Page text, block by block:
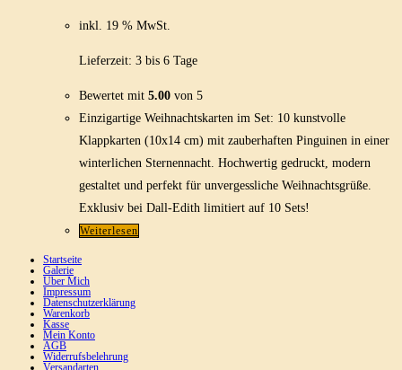
inkl. 19 % MwSt.
Lieferzeit: 3 bis 6 Tage
Bewertet mit 5.00 von 5
Einzigartige Weihnachtskarten im Set: 10 kunstvolle
Klappkarten (10x14 cm) mit zauberhaften Pinguinen in einer
winterlichen Sternennacht. Hochwertig gedruckt, modern
gestaltet und perfekt für unvergessliche Weihnachtsgrüße.
Exklusiv bei Dall-Edith limitiert auf 10 Sets!
Weiterlesen
Startseite
Galerie
Über Mich
Impressum
Datenschutzerklärung
Warenkorb
Kasse
Mein Konto
AGB
Widerrufsbelehrung